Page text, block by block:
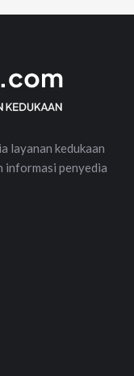
layanan kedukaan
informasi penyedia